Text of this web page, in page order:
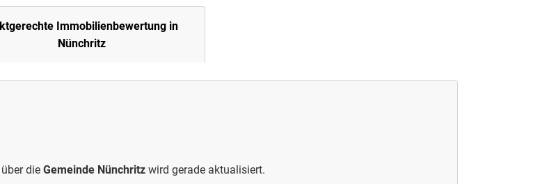
Immobilienbewertung in
Nünchritz
über dieGemeinde Nünchritz wird gerade aktualisiert.